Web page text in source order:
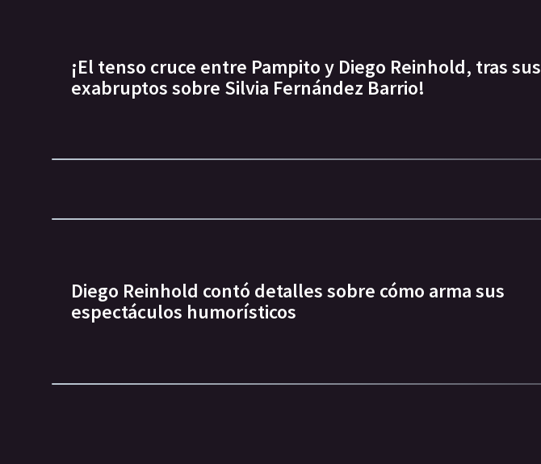
¡El tenso cruce entre Pampito y Diego Reinhold, tras sus
exabruptos sobre Silvia Fernández Barrio!
Diego Reinhold contó detalles sobre cómo arma sus
espectáculos humorísticos